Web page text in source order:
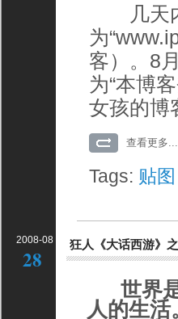
几天内
为
客）。8
为“本博
女孩的博
查看更多...
Tags: 贴图
2008-08
28
狂人《大话西游》
世界是
人的生活